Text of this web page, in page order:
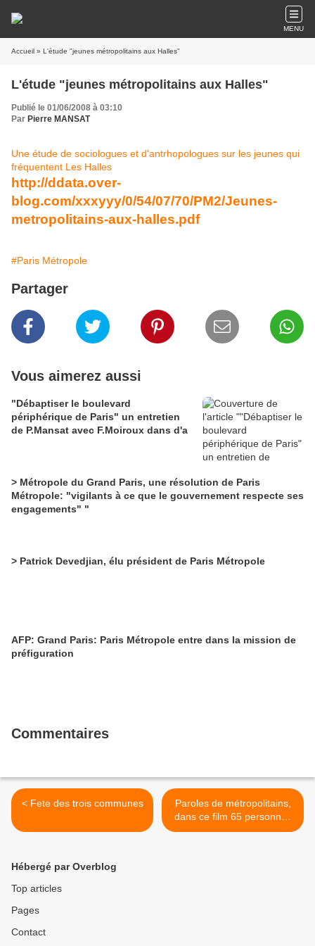
MENU
Accueil » L'étude "jeunes métropolitains aux Halles"
L'étude "jeunes métropolitains aux Halles"
Publié le 01/06/2008 à 03:10
Par Pierre MANSAT
Une étude de sociologues et d'antrhopologues sur les jeunes qui
fréquentent Les Halles
http://ddata.over-
blog.com/xxxyyy/0/54/07/70/PM2/Jeunes-
metropolitains-aux-halles.pdf
#Paris Métropole
Partager
Vous aimerez aussi
"Débaptiser le boulevard
périphérique de Paris" un entretien
de P.Mansat avec F.Moiroux dans d'a
> Métropole du Grand Paris, une résolution de Paris
Métropole: "vigilants à ce que le gouvernement respecte ses
engagements" "
> Patrick Devedjian, élu président de Paris Métropole
AFP: Grand Paris: Paris Métropole entre dans la mission de
préfiguration
Commentaires
< Fete des trois communes
Paroles de métropolitains,
dans ce film 65 personnes
donnent leur point de vue
Hébergé par Overblog
Top articles
Pages
Contact